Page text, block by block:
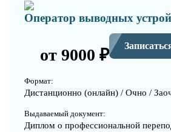
Оператор выводных
от 9000 ₽
Формат:
Дистанционно (онлайн) / Очно /
Выдаваемый документ:
Диплом о профессиональной